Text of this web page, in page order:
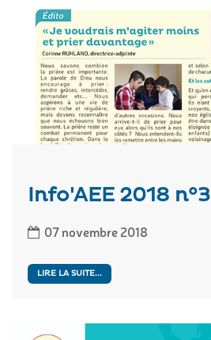
Info'AEE 2018 n°3
07 novembre 2018
LIRE LA SUITE...